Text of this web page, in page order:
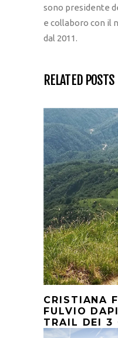
sono presidente
e collaboro con il
dal 2011.
RELATED POSTS
CRISTIANA
FULVIO
TRAIL DEI 3